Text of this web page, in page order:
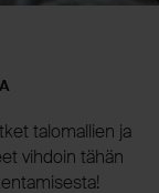
talomallien ja
vihdoin tähän